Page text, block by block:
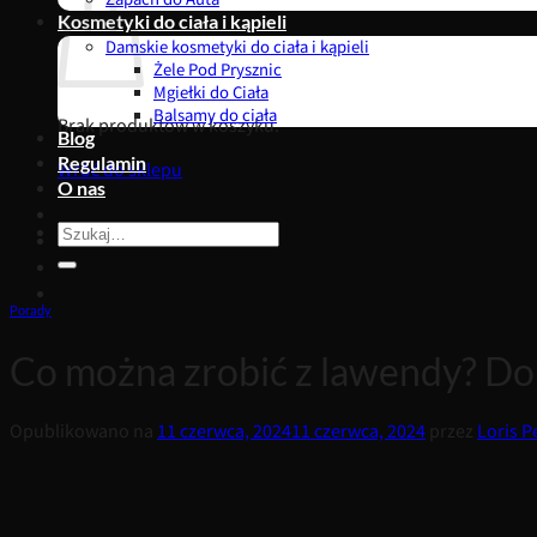
Brak produktów w koszyku.
Wróć do sklepu
Kosmetyki do ciała i kąpieli
Damskie kosmetyki do ciała i kąpieli
Żele Pod Prysznic
Mgiełki do Ciała
Balsamy do ciała
Blog
Regulamin
O nas
Szukaj:
Porady
Co można zrobić z lawendy?
Opublikowano na 11 czerwca, 202411 czerwca, 2024 przezLoris